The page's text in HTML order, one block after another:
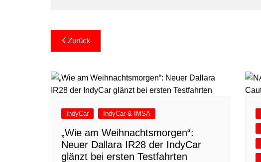
Beitragsnavigation
Zurück
IndyCar IndyCar & IMSA
„Wie am Weihnachtsmorgen“:
Neuer Dallara IR28 der IndyCar
glänzt bei ersten Testfahrten